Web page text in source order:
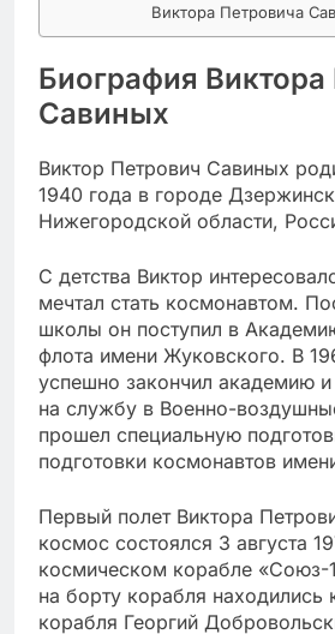
Виктора Петровича
Биография Виктора
Савиных
Виктор Петрович Савиных
1940 года в городе
Нижегородской области,
С детства Виктор
мечтал стать космонавтом.
школы он поступил в
флота имени Жуковского. В
успешно закончил академию
на службу в Военно-
прошел специальную
подготовки космонавтов
Первый полет Виктора
космос состоялся 3 августа
космическом корабле «Союз-
на борту корабля находились
корабля Георгий